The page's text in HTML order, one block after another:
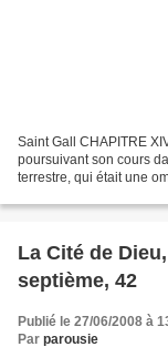
Saint Gall CHAPITRE
poursuivant son cours
terrestre, qui était une
La Cité de
septième, 42
Publié le 27/06/2008 à
Par parousie